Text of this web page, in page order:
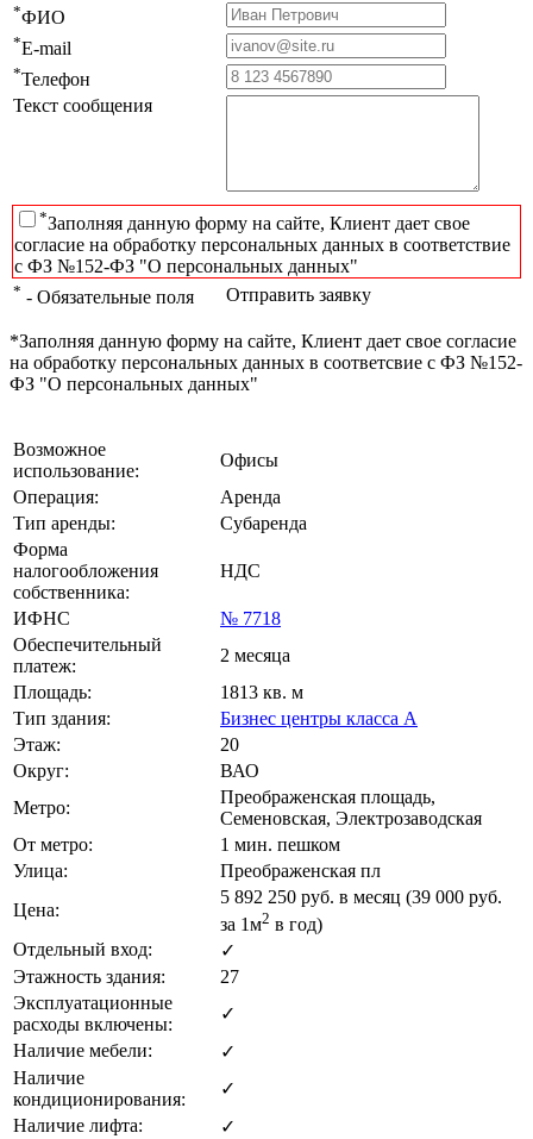
*ФИО
*E-mail
*Телефон
Текст сообщения
*Заполняя данную форму на сайте, Клиент дает свое
согласие на обработку персональных данных в соответствие
с ФЗ №152-ФЗ "О персональных данных"
* - Обязательные поля Отправить заявку
*Заполняя данную форму на сайте, Клиент дает свое согласие
на обработку персональных данных в соответсвие с ФЗ №152-
ФЗ "О персональных данных"
Возможное
использование:
Офисы
Операция:
Аренда
Тип аренды:
Субаренда
Форма
налогообложения
собственника:
НДС
ИФНС
№ 7718
Обеспечительный
платеж:
2 месяца
Площадь:
1813 кв. м
Тип здания:
Бизнес центры класса А
Этаж:
20
Округ:
ВАО
Метро:
Преображенская площадь,
Семеновская, Электрозаводская
От метро:
1 мин. пешком
Улица:
Преображенская пл
Цена:
5 892 250 руб. в месяц (39 000 руб.
за 1м2 в год)
Отдельный вход:
✓
Этажность здания:
27
Эксплуатационные
расходы включены:
✓
Наличие мебели:
✓
Наличие
кондиционирования:
✓
Наличие лифта:
✓